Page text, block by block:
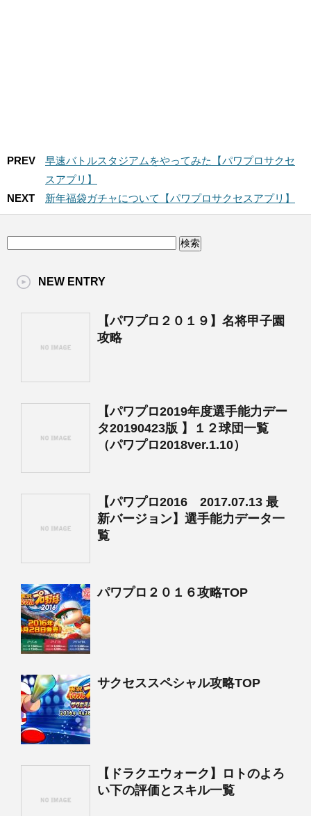
PREV
早速バトルスタジアムをやってみた【パワプロサクセ
スアプリ】
NEXT
新年福袋ガチャについて【パワプロサクセスアプリ】
NEW ENTRY
【パワプロ２０１９】名将甲子園
攻略
【パワプロ2019年度選手能力デー
タ20190423版 】１２球団一覧
（パワプロ2018ver.1.10）
【パワプロ2016 2017.07.13 最
新バージョン】選手能力データ一
覧
パワプロ２０１６攻略TOP
サクセススペシャル攻略TOP
【ドラクエウォーク】ロトのよろ
い下の評価とスキル一覧